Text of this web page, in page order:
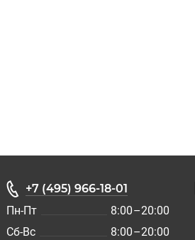
+7 (495) 966-18-01
Пн-Пт
8:00–20:00
Сб-Вс
8:00–20:00